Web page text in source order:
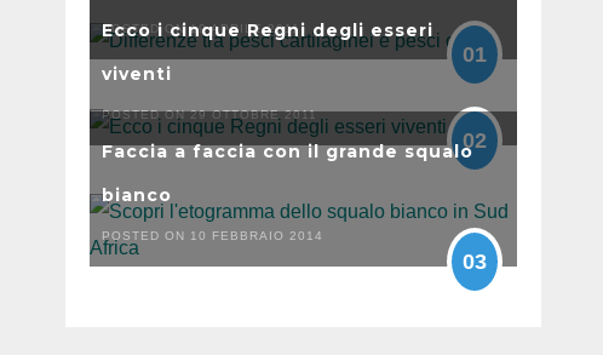
POSTED ON 19 APRILE 2011
01
Ecco i cinque Regni degli esseri
viventi
POSTED ON 29 OTTOBRE 2011
02
Faccia a faccia con il grande squalo
bianco
POSTED ON 10 FEBBRAIO 2014
03